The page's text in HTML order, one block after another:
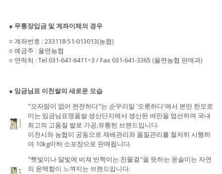
● 무통장입금 및 계좌이체의 경우
○ 계좌번호 : 233118-51-013013(농협)
○ 예금주 : 율면농협
○ 연락처 : Tel 031-641-6411~3 / Fax 031-641-3365 (율면농협 판매과)
● 임금님표 이천쌀의 새로운 모습
"모자람이 없어 완전하다"는 순우리말 '오롯하다'에서 본딴 한오로
미는 임금님표명품쌀 생산단지에서 생산된 벼만을 엄선하여 국내
최고의 고품질 쌀로 가공,유통된 브랜드입니다.
이천시와 농협이 공동으로 재배관리와 품질관리를 철저히 시행하
여 10kg이하 소포장으로 판매됩니다.
"햇빛이나 달빛에 비쳐 반짝이는 잔물결"을 뜻하는 윤슬미는 자연
의 윤택함이 느껴지는 브랜드입니다.